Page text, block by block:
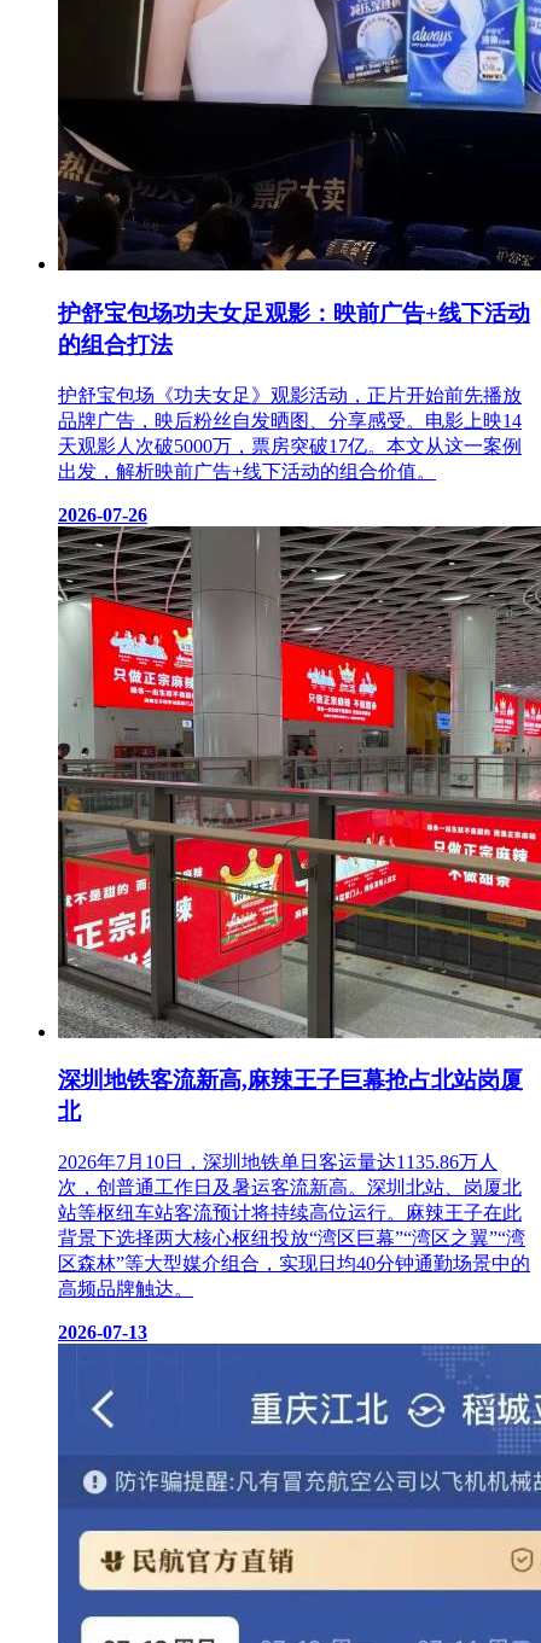
护舒宝包场功夫女足观影：映前广告+线下活动
的组合打法
护舒宝包场《功夫女足》观影活动，正片开始前先播放
品牌广告，映后粉丝自发晒图、分享感受。电影上映14
天观影人次破5000万，票房突破17亿。本文从这一案例
出发，解析映前广告+线下活动的组合价值。
2026-07-26
深圳地铁客流新高,麻辣王子巨幕抢占北站岗厦
北
2026年7月10日，深圳地铁单日客运量达1135.86万人
次，创普通工作日及暑运客流新高。深圳北站、岗厦北
站等枢纽车站客流预计将持续高位运行。麻辣王子在此
背景下选择两大核心枢纽投放“湾区巨幕”“湾区之翼”“湾
区森林”等大型媒介组合，实现日均40分钟通勤场景中的
高频品牌触达。
2026-07-13